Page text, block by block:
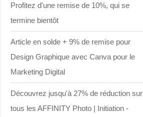
Profitez d'une remise de 10%, qui se
termine bientôt
Article en solde + 9% de remise pour
Design Graphique avec Canva pour le
Marketing Digital
Découvrez jusqu'à 27% de réduction sur
tous les AFFINITY Photo | Initiation -